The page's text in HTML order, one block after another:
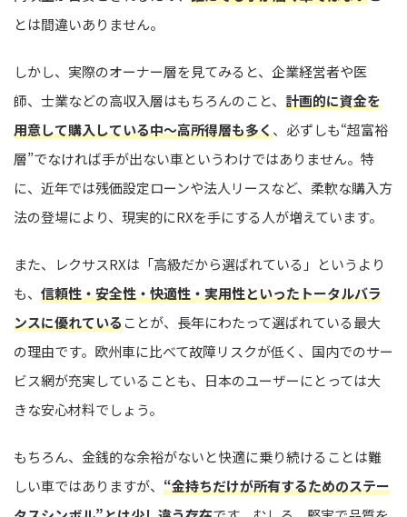
とは間違いありません。
しかし、実際のオーナー層を見てみると、企業経営者や医
師、士業などの高収入層はもちろんのこと、 計画的に資金を
用意して購入している中〜高所得層も多く、必ずしも“超富裕
層”でなければ手が出ない車というわけではありません。特
に、近年では残価設定ローンや法人リースなど、柔軟な購入方
法の登場により、現実的にRXを手にする人が増えています。
また、レクサスRXは「高級だから選ばれている」というより
も、 信頼性・安全性・快適性・実用性といったトータルバラ
ンスに優れていることが、長年にわたって選ばれている最大
の理由です。欧州車に比べて故障リスクが低く、国内でのサー
ビス網が充実していることも、日本のユーザーにとっては大
きな安心材料でしょう。
もちろん、金銭的な余裕がないと快適に乗り続けることは難
しい車ではありますが、 “金持ちだけが所有するためのステー